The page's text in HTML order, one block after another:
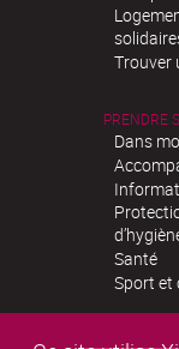
Trouver
PRENDRE
Dans
Santé
Sport et